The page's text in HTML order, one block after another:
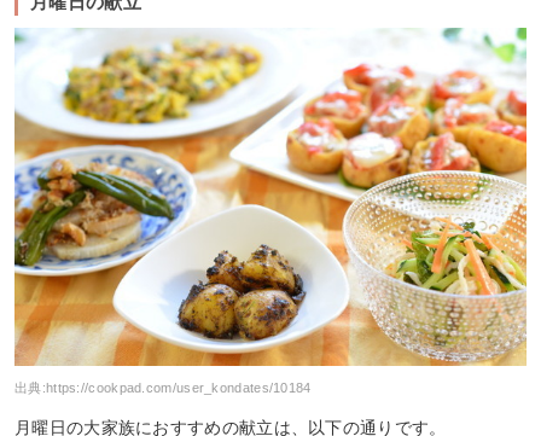
出典:https://cookpad.com/user_kondates/10184
月曜日の大家族におすすめの献立は、以下の通りです。